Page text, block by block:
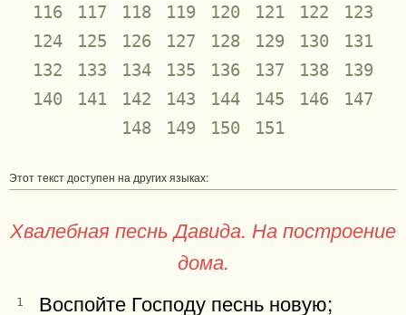
116
117 118 119 120 121 122
123
124
125 126 127 128 129 130
131
132
133 134 135 136 137 138
139
140
141 142 143 144 145 146
147
148
149 150 151
Этот текст доступен на других языках:
Хвалебная песнь Давида. На построение
дома.
1
Воспойте Господу песнь новую;